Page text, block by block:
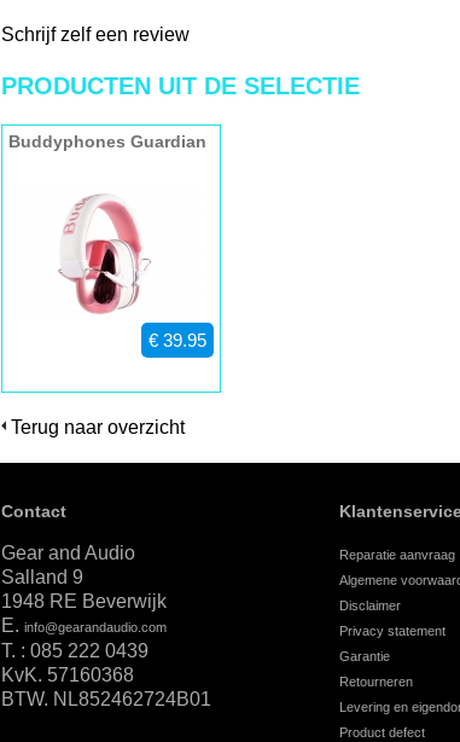
Schrijf zelf een review
PRODUCTEN UIT DE SELECTIE
Buddyphones Guardian
€ 39.95
Terug naar overzicht
Contact
Gear and Audio
Salland 9
1948 RE Beverwijk
E. info@gearandaudio.com
T. : 085 222 0439
KvK. 57160368
BTW. NL852462724B01
Reparatie aanvraag
Algemene
Disclaimer
Privacy statement
Garantie
Retourneren
Levering en
Product defect